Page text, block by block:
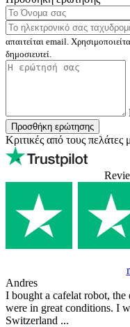
απαιτείται email.
δημοσιευτεί.
Προσθήκη ερώτησης
Κριτικές από τους πελάτες
Andres
I bought a cafelat robot,
were in great conditions. I
Switzerland ...